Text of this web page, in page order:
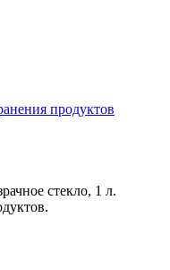
продуктов
стекло, 1 л.